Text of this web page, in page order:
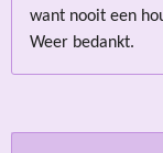
want nooit een
Weer bedankt.